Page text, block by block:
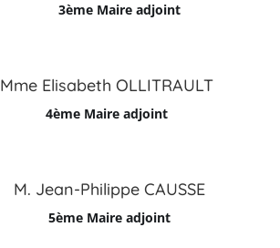
3ème Maire adjoint
Mme Elisabeth OLLITRAULT
4ème Maire adjoint
M. Jean-Philippe CAUSSE
5ème Maire adjoint